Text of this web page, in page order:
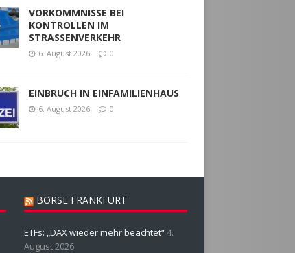
VORKOMMNISSE BEI
KONTROLLEN IM
STRASSENVERKEHR
6. August 2026 0
EINBRUCH IN EINFAMILIENHAUS
6. August 2026 0
BÖRSE FRANKFURT
ETFs: „DAX wieder mehr beachtet“4.
August 2026